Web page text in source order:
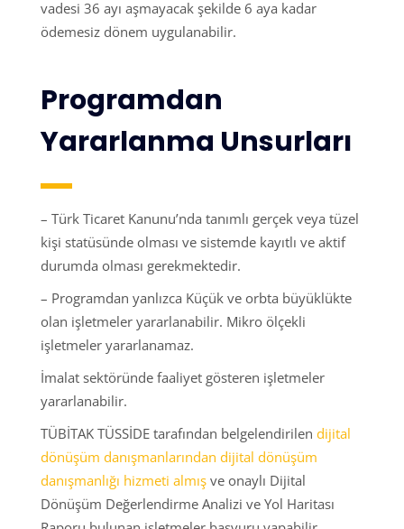
vadesi 36 ayı aşmayacak şekilde 6 aya kadar
ödemesiz dönem uygulanabilir.
Programdan
Yararlanma Unsurları
– Türk Ticaret Kanunu’nda tanımlı gerçek veya tüzel
kişi statüsünde olması ve sistemde kayıtlı ve aktif
durumda olması gerekmektedir.
– Programdan yanlızca Küçük ve orbta büyüklükte
olan işletmeler yararlanabilir. Mikro ölçekli
işletmeler yararlanamaz.
İmalat sektöründe faaliyet gösteren işletmeler
yararlanabilir.
TÜBİTAK TÜSSİDE tarafından belgelendirilendijital
dönüşüm danışmanlarından dijital dönüşüm
danışmanlığı hizmeti almış ve onaylı Dijital
Dönüşüm Değerlendirme Analizi ve Yol Haritası